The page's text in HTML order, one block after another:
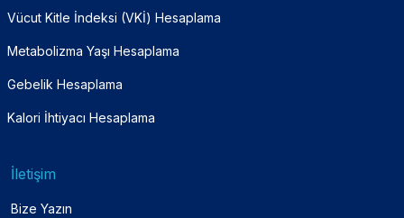
Vücut Kitle İndeksi (VKİ) Hesaplama
Metabolizma Yaşı Hesaplama
Gebelik Hesaplama
Kalori İhtiyacı Hesaplama
İletişim
Bize Yazın